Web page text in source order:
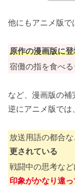
他にもアニメ版で
原作の漫画版に
宿儺の指を食べ
など、漫画版の補
逆にアニメ版では、
放送用語の都合
更されている
戦闘中の思考など
印象がかなり違